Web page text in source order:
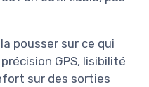
pousser sur ce qui
GPS, lisibilité
sur des sorties